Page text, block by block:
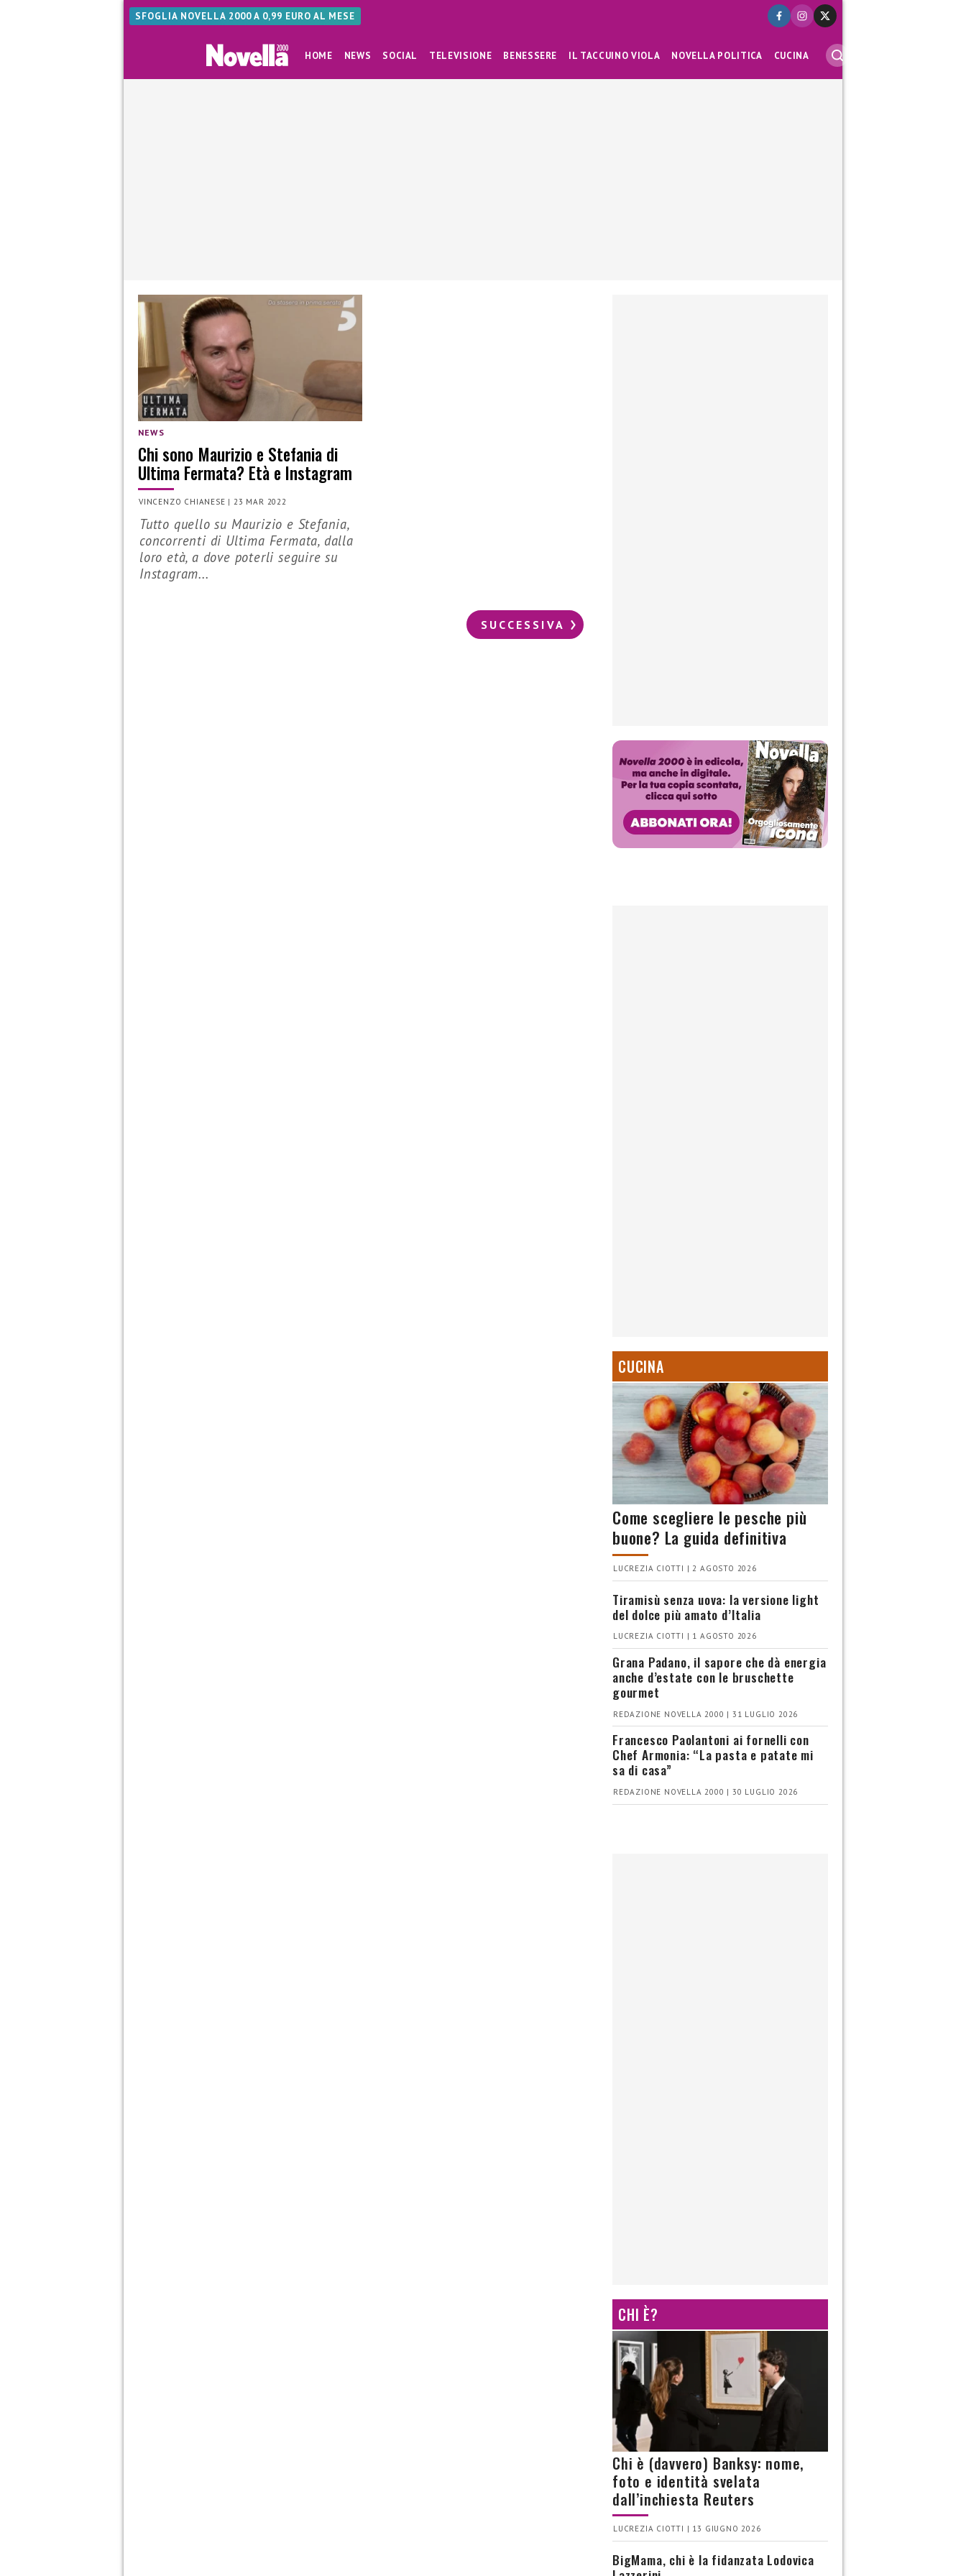
SFOGLIA NOVELLA 2000 A 0,99 EURO AL MESE
HOME NEWS SOCIAL TELEVISIONE BENESSERE IL TACCUINO VIOLA NOVELLA POLITICA CUCINA
NEWS
Chi sono Maurizio e Stefania di
Ultima Fermata? Età e Instagram
VINCENZO CHIANESE |23 MAR 2022
Tutto quello su Maurizio e Stefania,
concorrenti di Ultima Fermata, dalla
loro età, a dove poterli seguire su
Instagram...
SUCCESSIVA
CUCINA
Come scegliere le pesche più
buone? La guida definitiva
LUCREZIA CIOTTI | 2 AGOSTO 2026
Tiramisù senza uova: la versione light
del dolce più amato d’Italia
LUCREZIA CIOTTI | 1 AGOSTO 2026
Grana Padano, il sapore che dà energia
anche d’estate con le bruschette
gourmet
REDAZIONE NOVELLA 2000 | 31 LUGLIO 2026
Francesco Paolantoni ai fornelli con
Chef Armonia: “La pasta e patate mi
sa di casa”
REDAZIONE NOVELLA 2000 | 30 LUGLIO 2026
CHI È?
Chi è (davvero) Banksy: nome,
foto e identità svelata
dall’inchiesta Reuters
LUCREZIA CIOTTI | 13 GIUGNO 2026
BigMama, chi è la fidanzata Lodovica